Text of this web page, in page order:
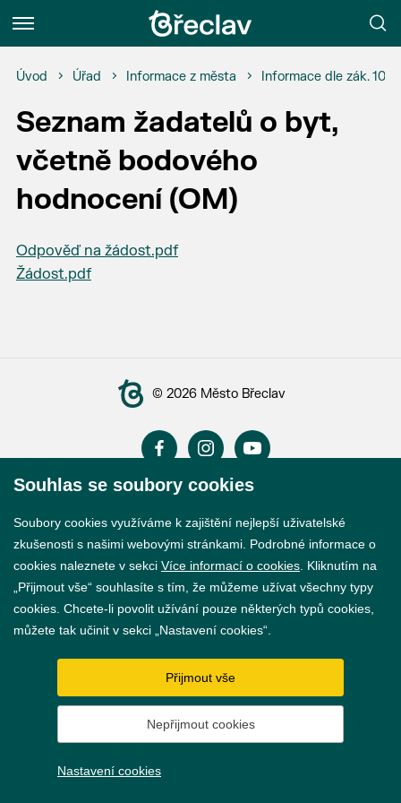
Menu
Úvod Úřad Informace z města Informace dle zák.
Seznam žadatelů o byt,
včetně bodového
hodnocení (OM)
Odpověď na žádost.pdf
Žádost.pdf
© 2026 Město Břeclav
GDPR
Nastavení cookies
Vytvořil webProgress
Souhlas se soubory cookies
Soubory cookies využíváme k zajištění nejlepší uživatelské
zkušenosti s našimi webovými stránkami. Podrobné informace o
cookies naleznete v sekci Více informací o cookies . Kliknutím na
„Přijmout vše“ souhlasíte s tím, že můžeme užívat všechny typy
cookies. Chcete-li povolit užívání pouze některých typů cookies,
můžete tak učinit v sekci „Nastavení cookies“.
Přijmout vše
Nepřijmout cookies
Nastavení cookies